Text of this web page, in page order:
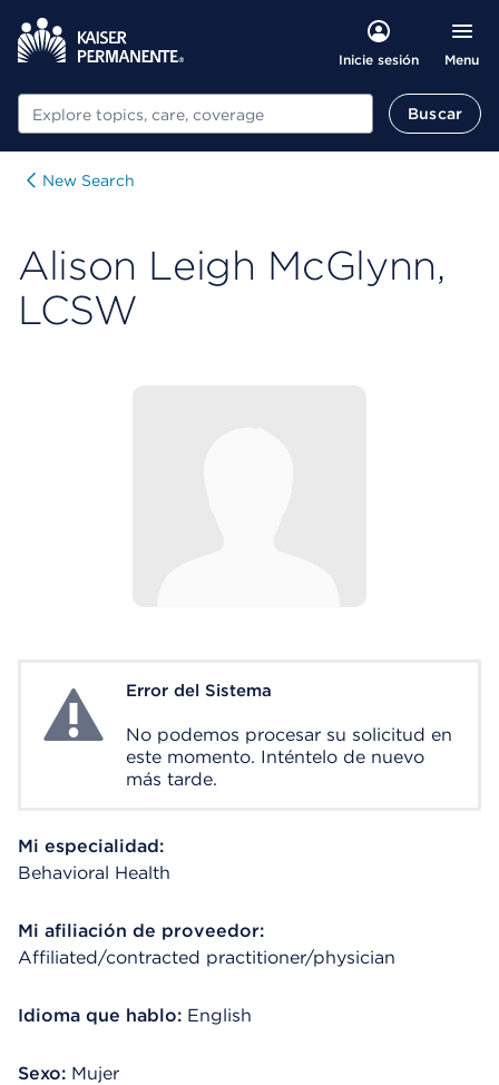
Inicie sesión Menu
Buscar Buscar
New Search
Alison Leigh McGlynn,
LCSW
System ErrorError del Sistema
No podemos procesar su solicitud en
este momento. Inténtelo de nuevo
más tarde.
Mi especialidad:
Behavioral Health
Mi afiliación de proveedor:
Affiliated/contracted practitioner/physician
Idioma que hablo: English
Sexo: Mujer